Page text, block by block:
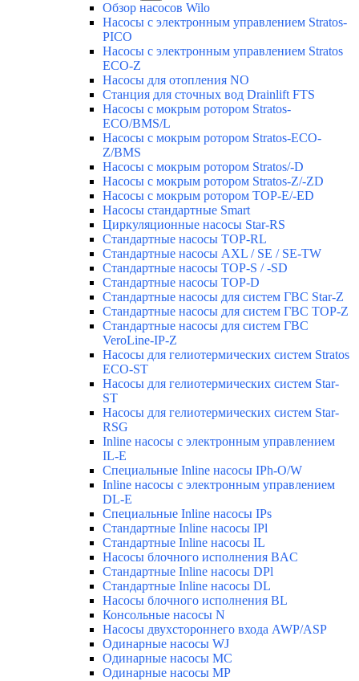
Обзор насосов Wilo
Насосы с электронным управлением Stratos-
PICO
Насосы с электронным управлением Stratos
ECO-Z
Насосы для отопления NO
Станция для сточных вод Drainlift FTS
Насосы с мокрым ротором Stratos-
ECO/BMS/L
Насосы с мокрым ротором Stratos-ECO-
Z/BMS
Насосы с мокрым ротором Stratos/-D
Насосы с мокрым ротором Stratos-Z/-ZD
Насосы с мокрым ротором TOP-E/-ED
Насосы стандартные Smart
Циркуляционные насосы Star-RS
Стандартные насосы TOP-RL
Стандартные насосы AXL / SE / SE-TW
Стандартные насосы TOP-S / -SD
Стандартные насосы TOP-D
Стандартные насосы для систем ГВС Star-Z
Стандартные насосы для систем ГВС TOP-Z
Стандартные насосы для систем ГВС
VeroLine-IP-Z
Насосы для гелиотермических систем Stratos
ECO-ST
Насосы для гелиотермических систем Star-
ST
Насосы для гелиотермических систем Star-
RSG
Inline насосы с электронным управлением
IL-E
Специальные Inline насосы IPh-O/W
Inline насосы с электронным управлением
DL-E
Специальные Inline насосы IPs
Стандартные Inline насосы IPl
Стандартные Inline насосы IL
Насосы блочного исполнения BAC
Стандартные Inline насосы DPl
Стандартные Inline насосы DL
Насосы блочного исполнения BL
Консольные насосы N
Насосы двухстороннего входа AWP/ASP
Одинарные насосы WJ
Одинарные насосы MC
Одинарные насосы MP